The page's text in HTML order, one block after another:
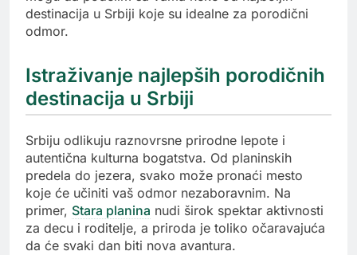
destinacija u Srbiji koje su idealne za porodični
odmor.
Istraživanje najlepših porodičnih
destinacija u Srbiji
Srbiju odlikuju raznovrsne prirodne lepote i
autentična kulturna bogatstva. Od planinskih
predela do jezera, svako može pronaći mesto
koje će učiniti vaš odmor nezaboravnim. Na
primer, Stara planina nudi širok spektar aktivnosti
za decu i roditelje, a priroda je toliko očaravajuća
da će svaki dan biti nova avantura.